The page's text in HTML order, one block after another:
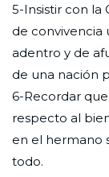
5-Insistir con
de convivencia
adentro y de
de una nación
6-Recordar
respecto al
en el hermano
todo.